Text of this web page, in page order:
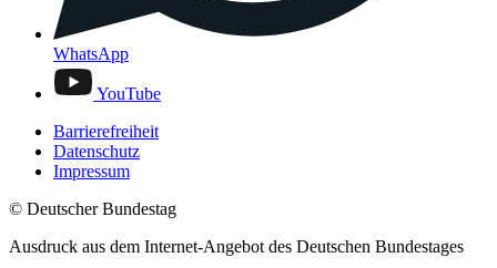
WhatsApp
YouTube
Barrierefreiheit
Datenschutz
Impressum
© Deutscher Bundestag
Ausdruck aus dem Internet-Angebot des Deutschen Bundestages